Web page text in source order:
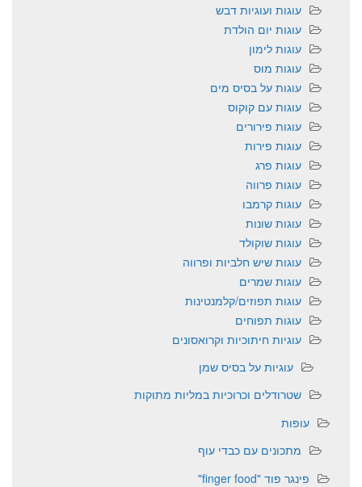
עוגות ועוגיות דבש
עוגות יום הולדת
עוגות לימון
עוגות מוס
עוגות על בסיס מים
עוגות עם קוקוס
עוגות פירורים
עוגות פירות
עוגות פרג
עוגות פרווה
עוגות קרמבו
עוגות שונות
עוגות שוקולד
עוגות שיש חלביות ופרווה
עוגות שמרים
עוגות תפוזים/קלמנטינות
עוגות תפוחים
עוגיות חיתוכיות וקרואסונים
עוגיות על בסיס שמן
שטרודלים וכרוכיות במליות מתוקות
עופות
מתכונים עם כבדי עוף
פינגר פוד "finger food"